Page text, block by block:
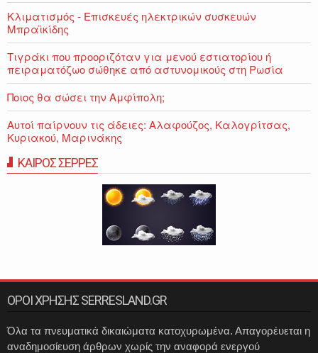
Κλιματισμός - Επισκευές ηλεκτρικών συσκευών
Μπραϊκίδης
Τιγράκι που προοριζόταν για μενού εστιατορίου ή
πειραματόζωο σώθηκε από αστυνομικούς στη Ρωσία
Ποιος θα σώσει την Αμφίπολη;
Αυτοί παίρνουν τις άδειες: Αλαφούζος, Καλογρίτσας,
Κυριακού, Μαρινάκης
ΚΑΙΡΟΣ ΣΕΡΡΕΣ
ΟΡΟΙ ΧΡΗΣΗΣ SERRESLAND.GR
Όλα τα πνευματικά δικαιώματα κατοχυρωμένα. Απαγορέυεται η
αναδημοσίευση άρθρων χωρίς την αναφορά ενεργού